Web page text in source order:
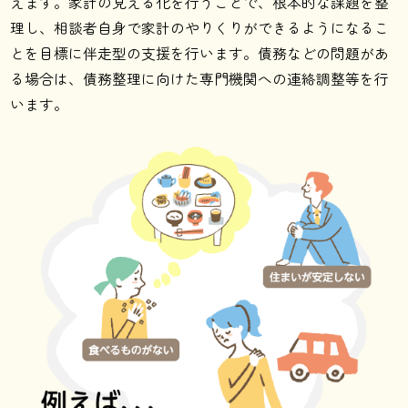
理し、相談者自身で家計のやりくりができるようになるこ
とを目標に伴走型の支援を行います。債務などの問題があ
る場合は、債務整理に向けた専門機関への連絡調整等を行
います。